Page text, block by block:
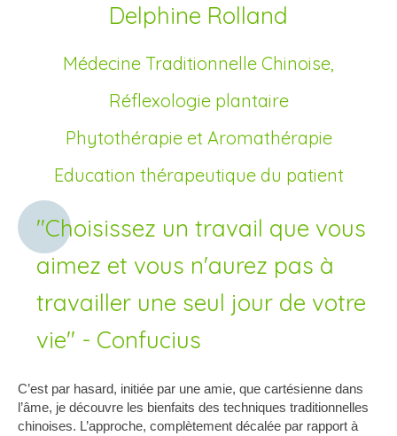
Delphine Rolland
Médecine Traditionnelle Chinoise,
Réflexologie plantaire
Phytothérapie et Aromathérapie
Education thérapeutique du patient
"Choisissez un travail que vous
aimez et vous n'aurez pas à
travailler une seul jour de votre
vie" - Confucius
C’est par hasard, initiée par une amie, que cartésienne dans
l’âme, je découvre les bienfaits des techniques traditionnelles
chinoises. L’approche, complètement décalée par rapport à